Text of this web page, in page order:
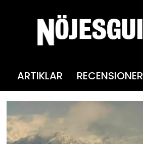
ARTIKLAR RECENSIONER